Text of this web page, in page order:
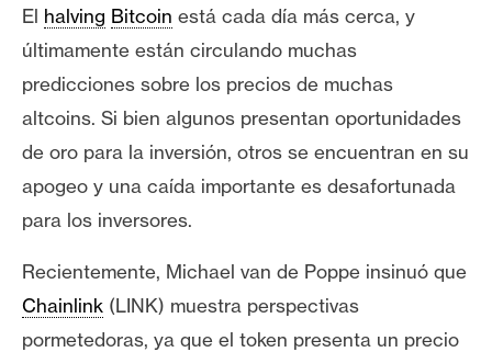
I
A
A
n
á
l
s
i
s
El halving Bitcoin está cada día más cerca, y
últimamente están circulando muchas
predicciones sobre los precios de muchas
altcoins. Si bien algunos presentan oportunidades
de oro para la inversión, otros se encuentran en su
apogeo y una caída importante es desafortunada
para los inversores.
Recientemente, Michael van de Poppe insinuó que
Chainlink (LINK) muestra perspectivas
pormetedoras, ya que el token presenta un precio